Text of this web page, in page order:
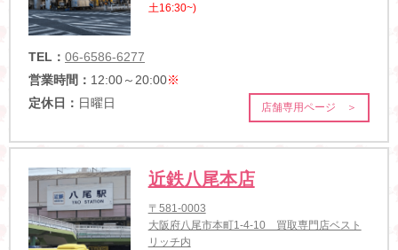
土16:30~)
TEL： 06-6586-6277
営業時間： 12:00～20:00※
定休日： 日曜日 店舗専用ページ ＞
近鉄八尾本店
〒581-0003
大阪府八尾市本町1-4-10 買取専門店ベスト
リッチ内